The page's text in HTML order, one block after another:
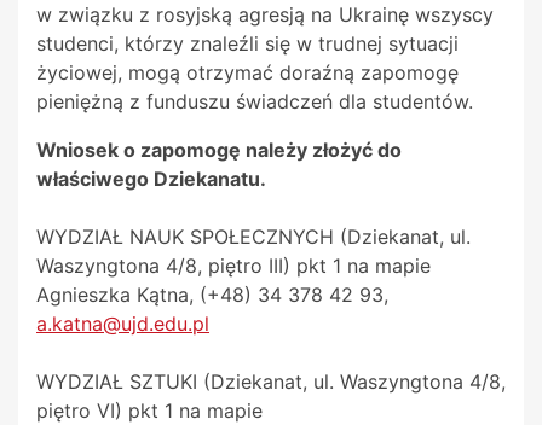
w związku z rosyjską agresją na Ukrainę wszyscy
studenci, którzy znaleźli się w trudnej sytuacji
życiowej, mogą otrzymać doraźną zapomogę
pieniężną z funduszu świadczeń dla studentów.
Wniosek o zapomogę należy złożyć do
właściwego Dziekanatu.
WYDZIAŁ NAUK SPOŁECZNYCH (Dziekanat, ul.
Waszyngtona 4/8, piętro III) pkt 1 na mapie
Agnieszka Kątna, (+48) 34 378 42 93,
a.katna@ujd.edu.pl
WYDZIAŁ SZTUKI (Dziekanat, ul. Waszyngtona 4/8,
piętro VI) pkt 1 na mapie